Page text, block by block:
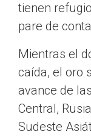
tienen
pare de
Mientras el
caída, el oro
avance de
Central,
Sudeste